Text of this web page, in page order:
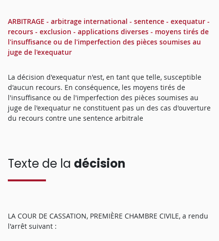
ARBITRAGE - arbitrage international - sentence - exequatur -
recours - exclusion - applications diverses - moyens tirés de
l'insuffisance ou de l'imperfection des pièces soumises au
juge de l'exequatur
La décision d'exequatur n'est, en tant que telle, susceptible
d'aucun recours. En conséquence, les moyens tirés de
l'insuffisance ou de l'imperfection des pièces soumises au
juge de l'exequatur ne constituent pas un des cas d'ouverture
du recours contre une sentence arbitrale
Texte de la décision
LA COUR DE CASSATION, PREMIÈRE CHAMBRE CIVILE, a rendu
l'arrêt suivant :